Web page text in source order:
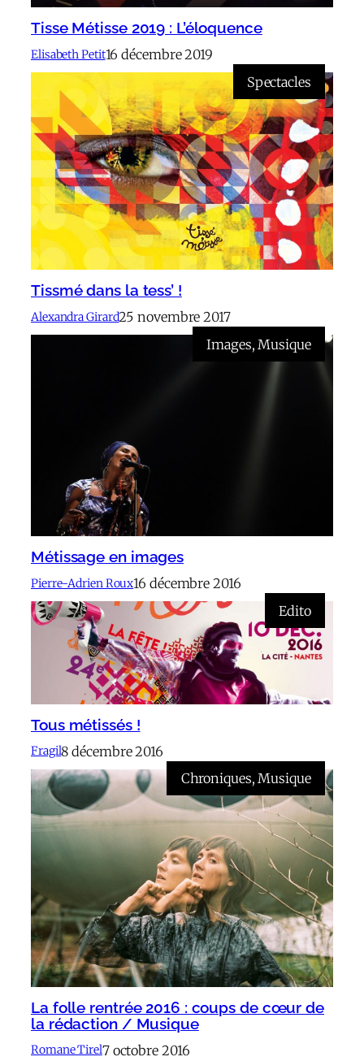
Tisse Métisse 2019 : L’éloquence
Elisabeth Petit16 décembre 2019
Spectacles
Tissmé dans la tess’ !
Alexandra Girard25 novembre 2017
Images, Musique
Métissage en images
Pierre-Adrien Roux16 décembre 2016
Edito
Tous métissés !
Fragil8 décembre 2016
Chroniques, Musique
La folle rentrée 2016 : coups de cœur de
la rédaction / Musique
Romane Tirel7 octobre 2016